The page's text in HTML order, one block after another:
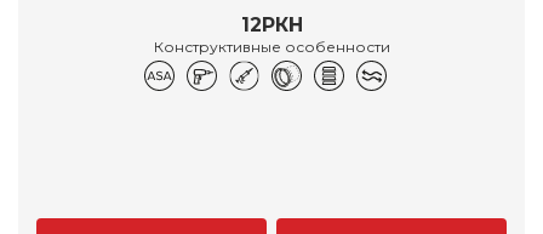
12РКН
Конструктивные особенности